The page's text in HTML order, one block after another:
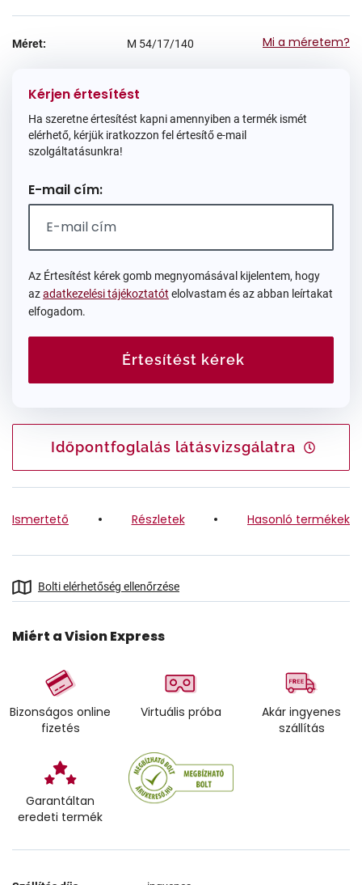
Méret: M 54/17/140 Mi a méretem?
Kérjen értesítést
Ha szeretne értesítést kapni amennyiben a termék ismét
elérhető, kérjük iratkozzon fel értesítő e-mail
szolgáltatásunkra!
E-mail cím:
Az Értesítést kérek gomb megnyomásával kijelentem, hogy
azadatkezelési tájékoztatót elolvastam és az abban leírtakat
elfogadom.
Értesítést kérek
Időpontfoglalás látásvizsgálatra
Ismertető Részletek Hasonló termékek
Bolti elérhetőség ellenőrzése
Miért a Vision Express
Bizonságos online
fizetés
Virtuális próba
Akár ingyenes
szállítás
Garantáltan
eredeti termék